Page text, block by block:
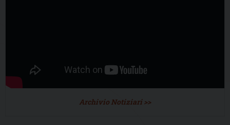
Archivio Notiziari >>